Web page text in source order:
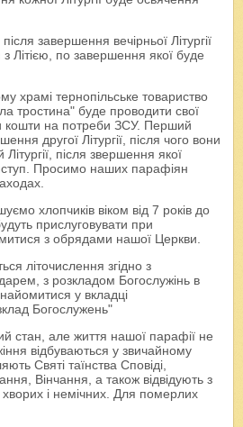
завершення вечірньої Літургії
Літією, по завершення якої буде
храмі тернопільське товариство
тростина" буде проводити свої
кошти на потреби ЗСУ. Перший
другої Літургії, після чого вони
після звершення якої
Просимо наших парафіян
хлопчиків віком від 7 років до
прислуговувати при
з обрядами нашої Церкви.
літочислення згідно з
з розкладом Богослужінь в
у вкладці
Богослужень"
стан, але життя нашої парафії не
відбуваються у звичайному
Святі таїнства Сповіді,
Вінчання, а також відвідують з
і немічних. Для померлих